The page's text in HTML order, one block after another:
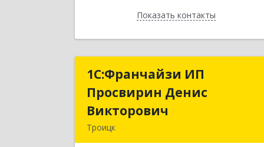
Показать контакты
Назад
1C:Франчайзи ИП
Просвирин Денис
Викторович
Троицк
1C:Франчайзи ИП
Просвирин Денис